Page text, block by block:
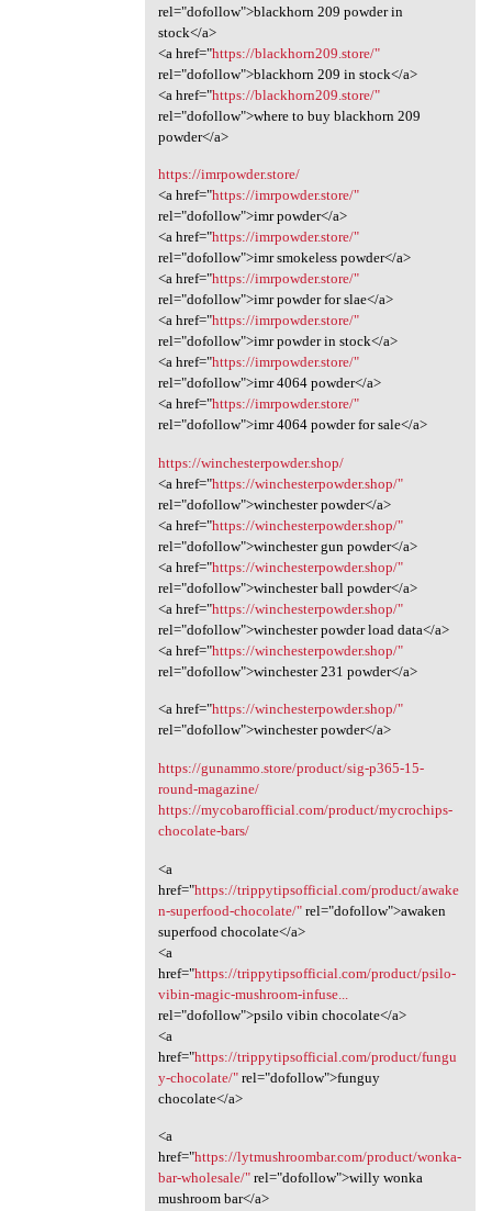
rel="dofollow">blackhorn 209 powder in
stock</a>
<a href="https://blackhorn209.store/"
rel="dofollow">blackhorn 209 in stock</a>
<a href="https://blackhorn209.store/"
rel="dofollow">where to buy blackhorn 209
powder</a>
https://imrpowder.store/
<a href="https://imrpowder.store/"
rel="dofollow">imr powder</a>
<a href="https://imrpowder.store/"
rel="dofollow">imr smokeless powder</a>
<a href="https://imrpowder.store/"
rel="dofollow">imr powder for slae</a>
<a href="https://imrpowder.store/"
rel="dofollow">imr powder in stock</a>
<a href="https://imrpowder.store/"
rel="dofollow">imr 4064 powder</a>
<a href="https://imrpowder.store/"
rel="dofollow">imr 4064 powder for sale</a>
https://winchesterpowder.shop/
<a href="https://winchesterpowder.shop/"
rel="dofollow">winchester powder</a>
<a href="https://winchesterpowder.shop/"
rel="dofollow">winchester gun powder</a>
<a href="https://winchesterpowder.shop/"
rel="dofollow">winchester ball powder</a>
<a href="https://winchesterpowder.shop/"
rel="dofollow">winchester powder load data</a>
<a href="https://winchesterpowder.shop/"
rel="dofollow">winchester 231 powder</a>
<a href="https://winchesterpowder.shop/"
rel="dofollow">winchester powder</a>
https://gunammo.store/product/sig-p365-15-
round-magazine/
https://mycobarofficial.com/product/mycrochips-
chocolate-bars/
<a
href="https://trippytipsofficial.com/product/awake
n-superfood-chocolate/"rel="dofollow">awaken
superfood chocolate</a>
<a
href="https://trippytipsofficial.com/product/psilo-
vibin-magic-mushroom-infuse...
rel="dofollow">psilo vibin chocolate</a>
<a
href="https://trippytipsofficial.com/product/fungu
y-chocolate/"rel="dofollow">funguy
chocolate</a>
<a
href="https://lytmushroombar.com/product/wonka-
bar-wholesale/"rel="dofollow">willy wonka
mushroom bar</a>